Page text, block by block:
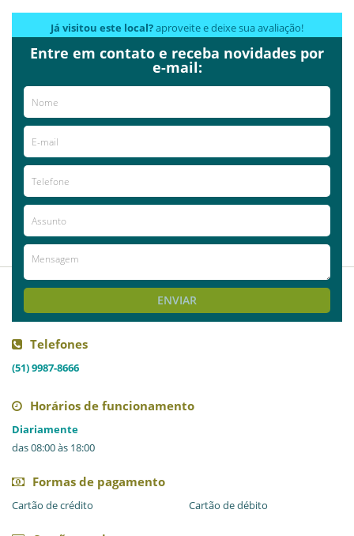
Já visitou este local?aproveite e deixe sua avaliação!
Avaliações
Anonymous
O Lagoa Country Club é excelente para
inteiro.
Entre em contato e receba novidades por
e-mail:
ENVIAR
Telefones
(51) 9987-8666
Horários de funcionamento
Diariamente
das 08:00 às 18:00
Formas de pagamento
Cartão de crédito Cartão de débito